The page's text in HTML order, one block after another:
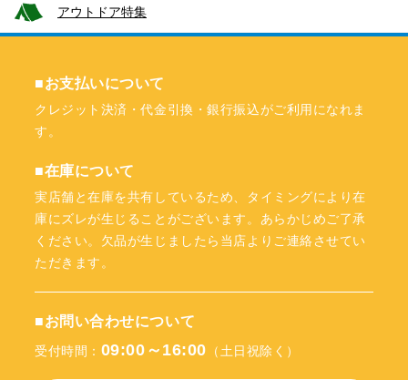
アウトドア特集
■お支払いについて
クレジット決済・代金引換・銀行振込がご利用になれま
す。
■在庫について
実店舗と在庫を共有しているため、タイミングにより在
庫にズレが生じることがございます。あらかじめご了承
ください。欠品が生じましたら当店よりご連絡させてい
ただきます。
■お問い合わせについて
受付時間： 09:00～16:00 （土日祝除く）